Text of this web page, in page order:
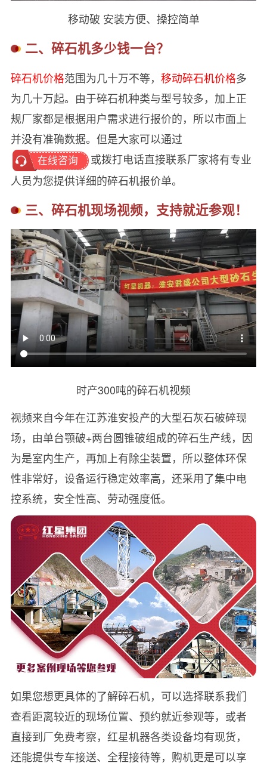
移动破 安装方便、操控简单
二、碎石机多少钱一台？
碎石机价格范围为几十万不等， 移动碎石机价格多
为几十万起。由于碎石机种类与型号较多，加上正
规厂家都是根据用户需求进行报价的，所以市面上
并没有准确数据。但是大家可以通过
在线咨询
或拨打电话直接联系厂家将有专业
人员为您提供详细的碎石机报价单。
三、碎石机现场视频，支持就近参观！
时产300吨的碎石机视频
视频来自今年在江苏淮安投产的大型石灰石破碎现
场，由单台颚破+两台圆锥破组成的碎石生产线，因
为是室内生产，再加上有除尘装置，所以整体环保
性非常好，设备运行稳定效率高，还采用了集中电
控系统，安全性高、劳动强度低。
如果您想更具体的了解碎石机，可以选择联系我们
查看距离较近的现场位置、预约就近参观等，或者
直接到厂免费考察，红星机器各类设备均有现货，
还能提供专车接送、全程接待等，购机更是可以享